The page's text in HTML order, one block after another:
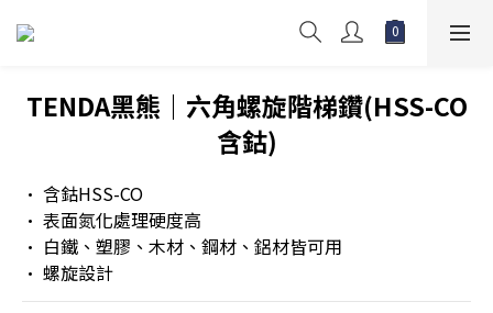
TENDA黑熊｜六角螺旋階梯鑽(HSS-CO
含鈷)
• 含鈷HSS-CO
• 表面氮化處理硬度高
• 白鐵、塑膠、木材、鋼材、鋁材皆可用
• 螺旋設計